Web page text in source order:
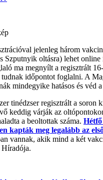
jelenleg három
Szputnyik oltásra) lehet
ma megnyílt a regisztrált
időpontot foglalni. A
mindegyike hatásos és véd
tinédzser regisztrált a soron
keddig várják az
a beoltottak száma.
kapták meg legalább az
vannak, akik mind a két